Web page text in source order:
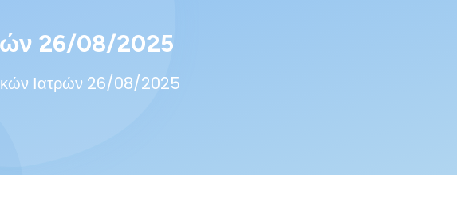
26/08/2025
Ιατρών 26/08/2025